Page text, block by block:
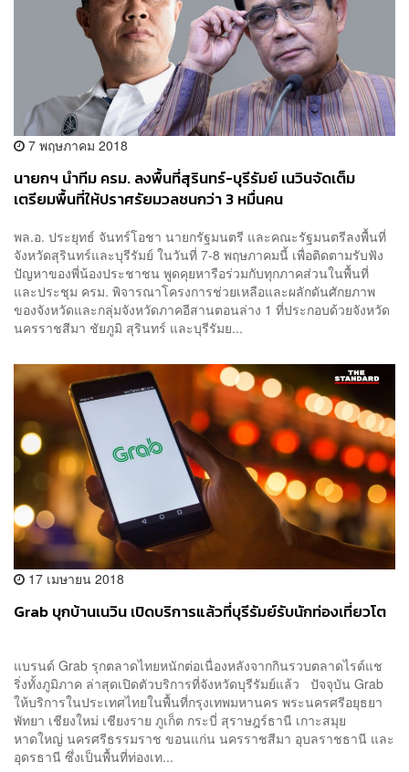
7 พฤษภาคม 2018
นายกฯ นำทีม ครม. ลงพื้นที่สุรินทร์-บุรีรัมย์ เนวินจัดเต็ม
เตรียมพื้นที่ให้ปราศรัยมวลชนกว่า 3 หมื่นคน
พล.อ. ประยุทธ์ จันทร์โอชา นายกรัฐมนตรี และคณะรัฐมนตรีลงพื้นที่
จังหวัดสุรินทร์และบุรีรัมย์ ในวันที่ 7-8 พฤษภาคมนี้ เพื่อติดตามรับฟัง
ปัญหาของพี่น้องประชาชน พูดคุยหารือร่วมกับทุกภาคส่วนในพื้นที่
และประชุม ครม. พิจารณาโครงการช่วยเหลือและผลักดันศักยภาพ
ของจังหวัดและกลุ่มจังหวัดภาคอีสานตอนล่าง 1 ที่ประกอบด้วยจังหวัด
นครราชสีมา ชัยภูมิ สุรินทร์ และบุรีรัมย...
17 เมษายน 2018
Grab บุกบ้านเนวิน เปิดบริการแล้วที่บุรีรัมย์รับนักท่องเที่ยวโต
แบรนด์ Grab รุกตลาดไทยหนักต่อเนื่องหลังจากกินรวบตลาดไรด์แช
ริ่งทั้งภูมิภาค ล่าสุดเปิดตัวบริการที่จังหวัดบุรีรัมย์แล้ว ปัจจุบัน Grab
ให้บริการในประเทศไทยในพื้นที่กรุงเทพมหานคร พระนครศรีอยุธยา
พัทยา เชียงใหม่ เชียงราย ภูเก็ต กระบี่ สุราษฎร์ธานี เกาะสมุย
หาดใหญ่ นครศรีธรรมราช ขอนแก่น นครราชสีมา อุบลราชธานี และ
อุดรธานี ซึ่งเป็นพื้นที่ท่องเท...